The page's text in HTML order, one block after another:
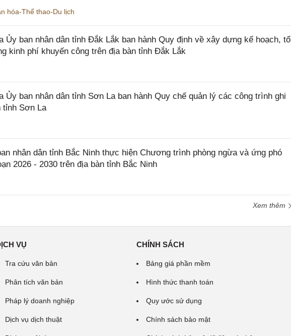
hóa-Thể thao-Du lịch
Ủy ban nhân dân tỉnh Đắk Lắk ban hành Quy định về xây dựng kế hoạch, tổ
kinh phí khuyến công trên địa bàn tỉnh Đắk Lắk
Ủy ban nhân dân tỉnh Sơn La ban hành Quy chế quản lý các công trình ghi
tỉnh Sơn La
nhân dân tỉnh Bắc Ninh thực hiện Chương trình phòng ngừa và ứng phó
2026 - 2030 trên địa bàn tỉnh Bắc Ninh
Xem thêm
VỤ
Tra cứu văn bản
Phân tích văn bản
Pháp lý doanh nghiệp
Dịch vụ dịch thuật
CHÍNH SÁCH
Bảng giá phần mềm
Hình thức thanh toán
Quy ước sử dụng
Chính sách bảo mật